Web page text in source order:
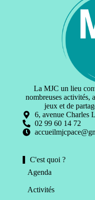
La MJC un lieu
nombreuses activités,
jeux et de
6, avenue Charles
02 99 60 14 72
C'est quoi ?
Agenda
Activités